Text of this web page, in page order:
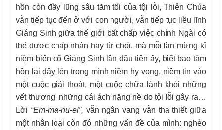
hồn còn đầy lũng sâu tăm tối của tội lỗi, Thiên Chúa
vẫn tiếp tục đến ở với con người, vẫn tiếp tục liều lĩnh
Giáng Sinh giữa thế giới bất chấp việc chính Ngài có
thể được chấp nhận hay từ chối, mà mỗi lần mừng kỉ
niệm biến cố Giáng Sinh lần đầu tiên ấy, biết bao tâm
hồn lại dậy lên trong mình niềm hy vọng, niềm tin vào
một cuộc giải thoát, một cuộc chữa lành khỏi những
vết thương, những cái ách nặng nề do tội lỗi gây ra…
Lời “Em-ma-nu-el”, vẫn ngân vang vẫn tha thiết giữa
một nhân loại còn đó những vấn đề của mình: nghèo